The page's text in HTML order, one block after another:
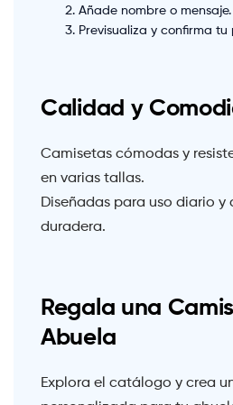
Añade nombre o mensaje.
Previsualiza y confirma tu
Calidad y
Camisetas cómodas y
en varias tallas.
Diseñadas para uso diario y
duradera.
Regala una
Abuela
Explora el catálogo y crea